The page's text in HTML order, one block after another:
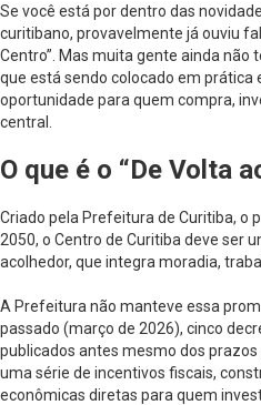
Se você está por dentro das
curitibano, provavelmente já ouviu
Centro”. Mas muita gente ainda não
que está sendo colocado em prática
oportunidade para quem compra,
central.
O que é o “De Volta
Criado pela Prefeitura de Curitiba, o
2050, o Centro de Curitiba deve ser
acolhedor, que integra moradia,
A Prefeitura não manteve essa
passado (março de 2026), cinco
publicados antes mesmo dos
uma série de incentivos fiscais,
econômicas diretas para quem